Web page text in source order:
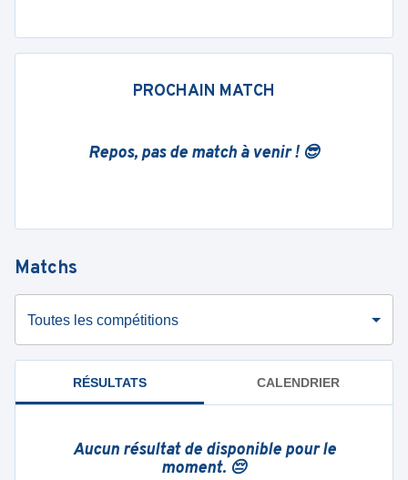
PROCHAIN MATCH
Repos, pas de match à venir ! 😎
Matchs
Toutes les compétitions
RÉSULTATS CALENDRIER
Aucun résultat de disponible pour le
moment. 😔